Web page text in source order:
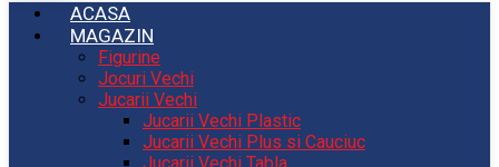
ACASA
MAGAZIN
Figurine
Jocuri Vechi
Jucarii Vechi
Jucarii Vechi Plastic
Jucarii Vechi Plus si Cauciuc